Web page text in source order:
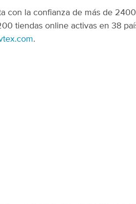
con la confianza de más de
tiendas online activas en 38
.